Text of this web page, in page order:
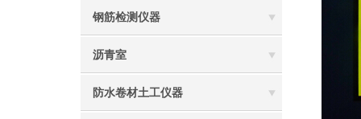
钢筋检测仪器
沥青室
防水卷材土工仪器